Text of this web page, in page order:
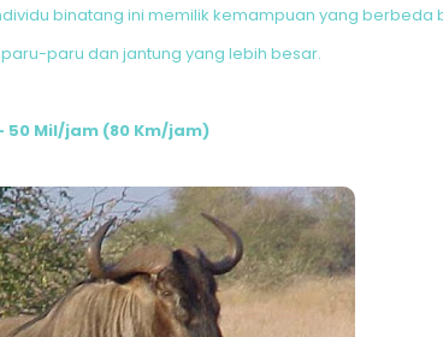
binatang ini memilik kemampuan yang
paru dan jantung yang lebih besar.
- 50 Mil/jam (80 Km/jam)